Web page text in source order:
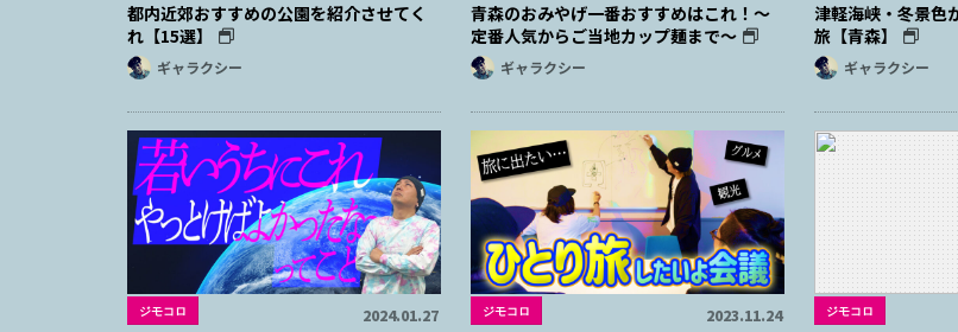
都内近郊おすすめの公園を紹介させてく
れ【15選】
ギャラクシー
青森のおみやげ一番おすすめはこれ！～
定番人気からご当地カップ麺まで～
ギャラクシー
津軽海峡・冬景色
旅【青森】
ギャラクシー
ジモコロ 2024.01.27 ジモコロ 2023.11.24 ジモコロ